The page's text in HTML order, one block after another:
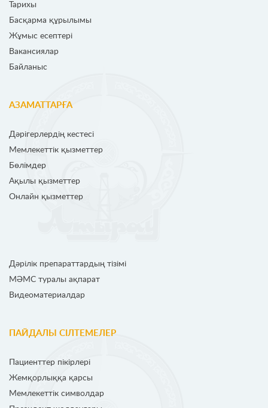
Тарихы
Басқарма құрылымы
Жұмыс есептері
Вакансиялар
Байланыс
АЗАМАТТАРҒА
Дәрігерлердің кестесі
Мемлекеттік қызметтер
Бөлімдер
Ақылы қызметтер
Онлайн қызметтер
Дәрілік препараттардың тізімі
МӘМС туралы ақпарат
Видеоматериалдар
ПАЙДАЛЫ СІЛТЕМЕЛЕР
Пациенттер пікірлері
Жемқорлыққа қарсы
Мемлекеттік символдар